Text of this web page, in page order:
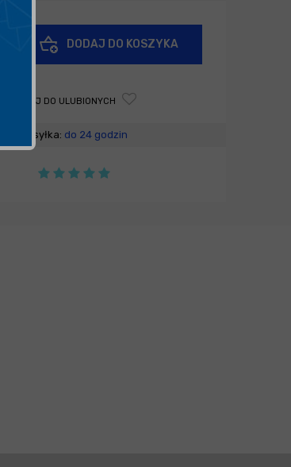
DODAJ DO KOSZYKA
DODAJ DO ULUBIONYCH
Wysyłka: do 24 godzin